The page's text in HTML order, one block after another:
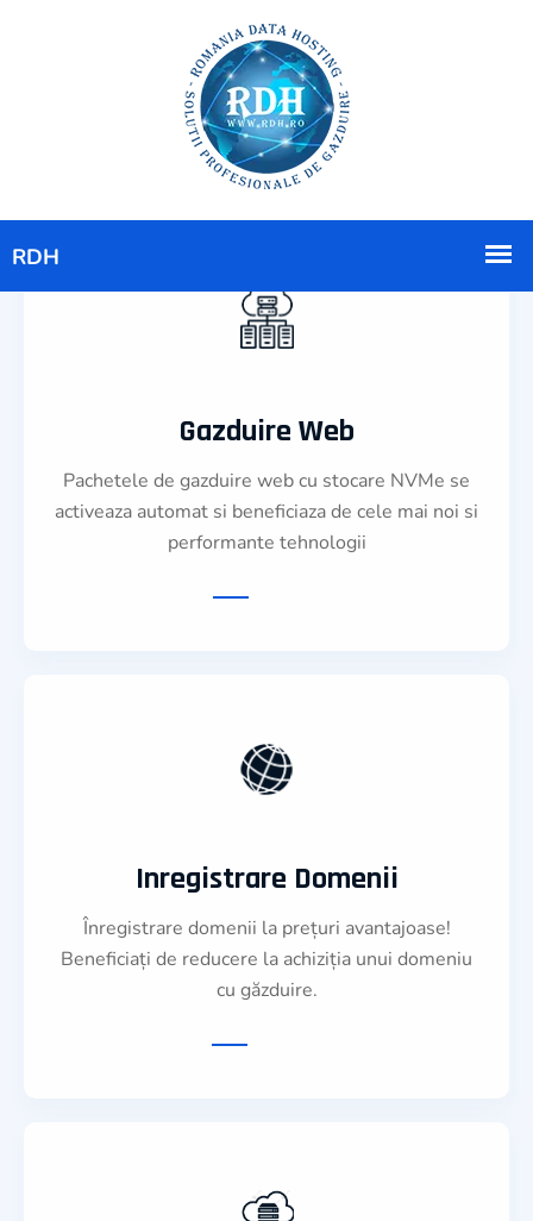
Gazduire Web
Pachetele de gazduire web cu stocare NVMe se
activeaza automat si beneficiaza de cele mai noi si
performante tehnologii
Inregistrare Domenii
Înregistrare domenii la prețuri avantajoase!
Beneficiați de reducere la achiziția unui domeniu
cu găzduire.